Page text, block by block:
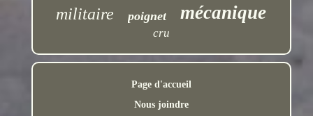
militaire poignet mécanique
cru
Page d'accueil
Nous joindre